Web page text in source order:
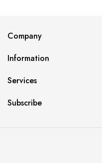
Company
Information
Services
Subscribe